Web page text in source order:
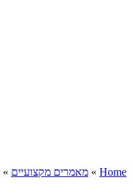
Home
» מאמרים מקצועיים »